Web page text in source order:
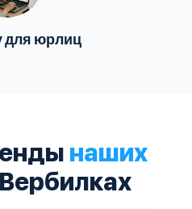
для юрлиц
наших